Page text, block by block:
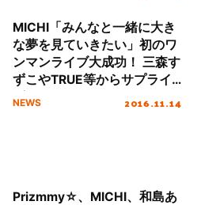
MICHI「みんなと一緒に大き
な夢を見ていきたい」初のワ
ンマンライブ大成功！ 三森す
ずこやTRUE等からサプライ
ズも！
NEWS 2016.11.14
Prizmmy☆、MICHI、和島あ